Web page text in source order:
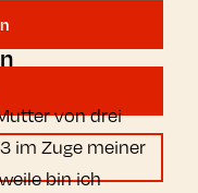
von drei
im Zuge meiner
bin ich